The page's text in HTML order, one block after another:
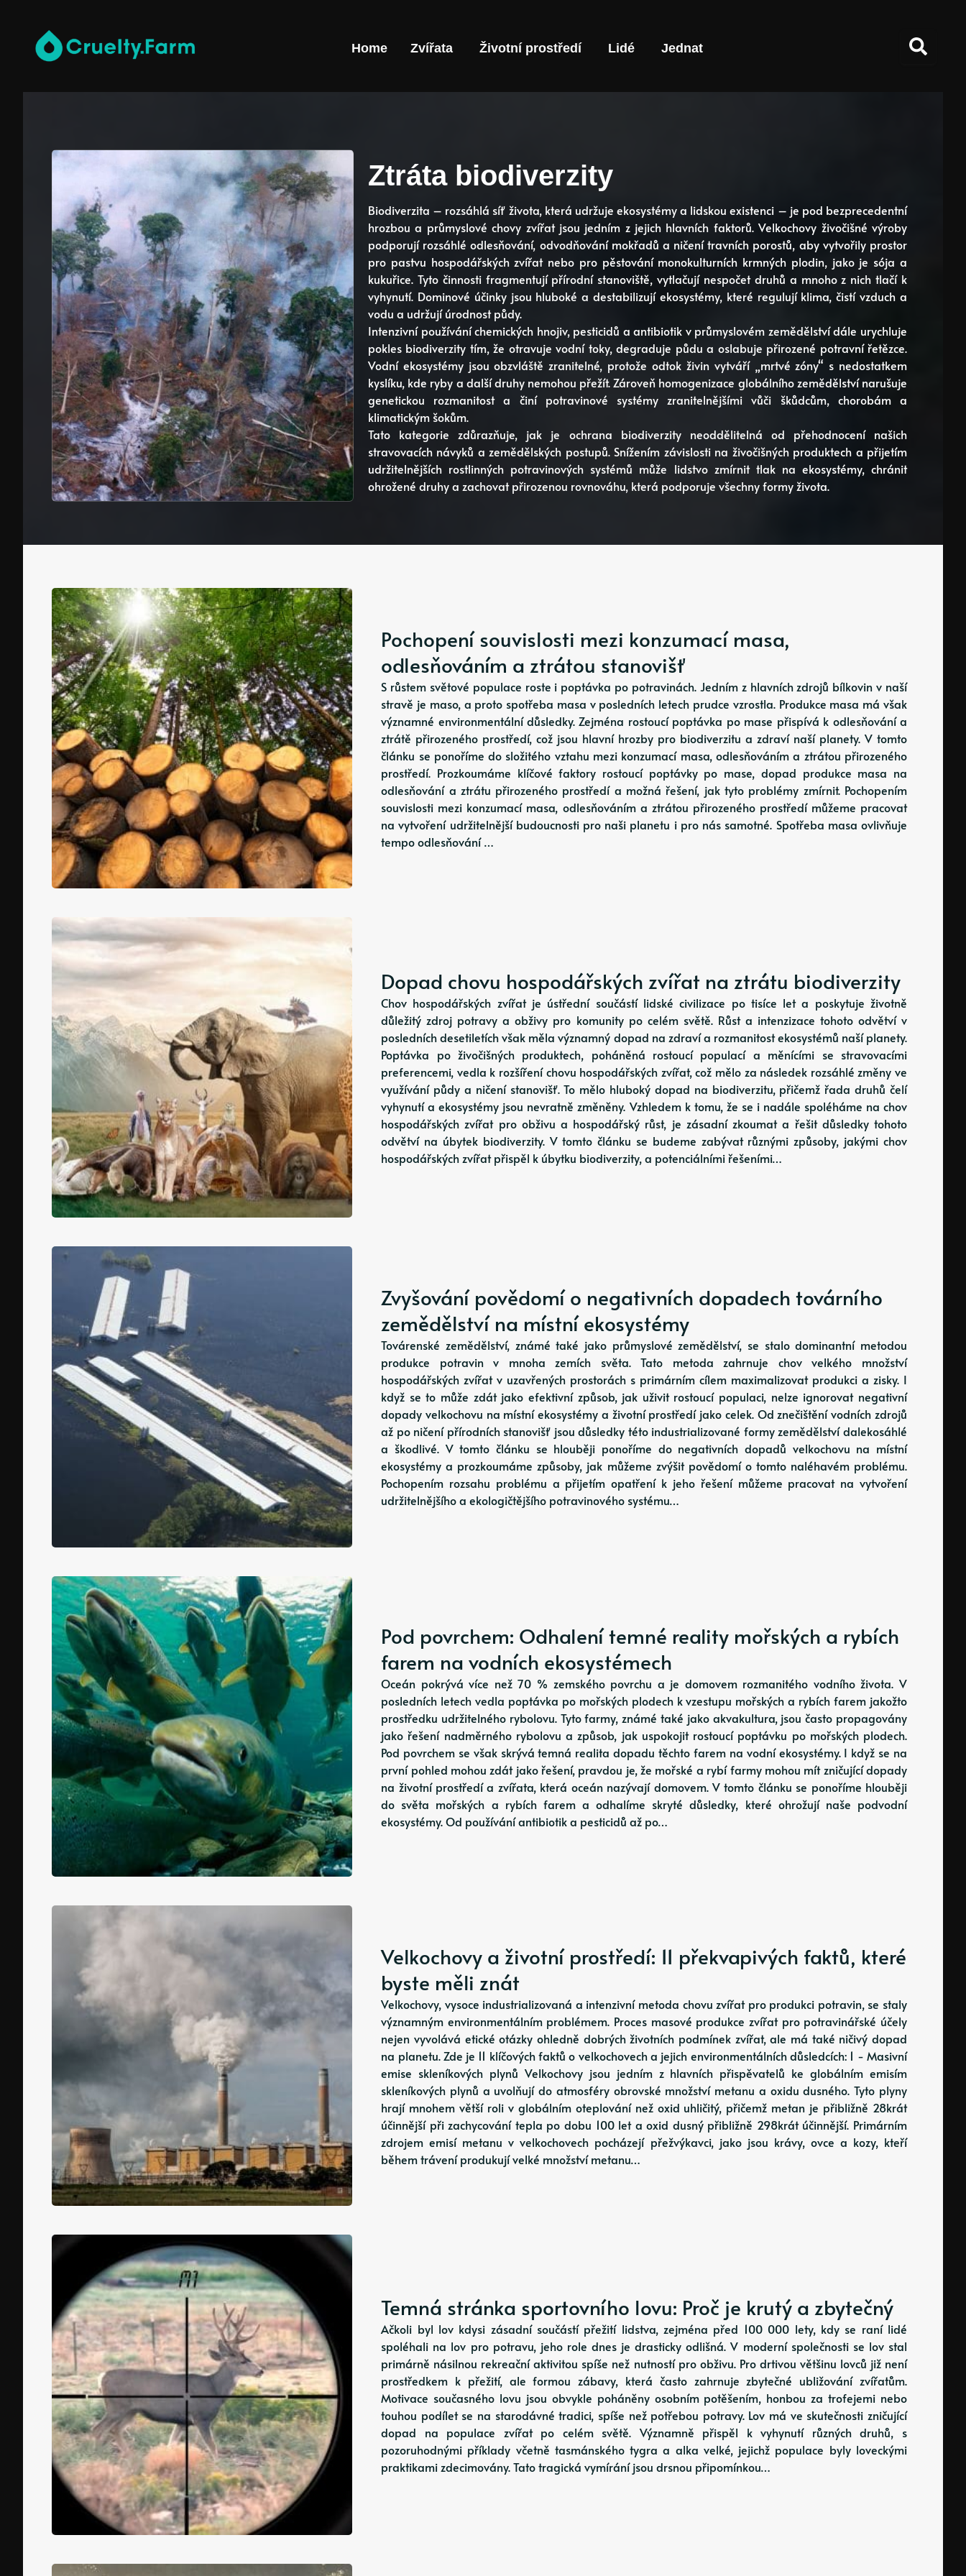
Home Zvířata Životní prostředí Lidé Jednat
Ztráta biodiverzity
Biodiverzita – rozsáhlá síť života, která udržuje ekosystémy a lidskou existenci – je pod bezprecedentní
hrozbou a průmyslové chovy zvířat jsou jedním z jejich hlavních faktorů. Velkochovy živočišné výroby
podporují rozsáhlé odlesňování, odvodňování mokřadů a ničení travních porostů, aby vytvořily prostor
pro pastvu hospodářských zvířat nebo pro pěstování monokulturních krmných plodin, jako je sója a
kukuřice. Tyto činnosti fragmentují přírodní stanoviště, vytlačují nespočet druhů a mnoho z nich tlačí k
vyhynutí. Dominové účinky jsou hluboké a destabilizují ekosystémy, které regulují klima, čistí vzduch a
vodu a udržují úrodnost půdy.
Intenzivní používání chemických hnojiv, pesticidů a antibiotik v průmyslovém zemědělství dále urychluje
pokles biodiverzity tím, že otravuje vodní toky, degraduje půdu a oslabuje přirozené potravní řetězce.
Vodní ekosystémy jsou obzvláště zranitelné, protože odtok živin vytváří „mrtvé zóny“ s nedostatkem
kyslíku, kde ryby a další druhy nemohou přežít. Zároveň homogenizace globálního zemědělství narušuje
genetickou rozmanitost a činí potravinové systémy zranitelnějšími vůči škůdcům, chorobám a
klimatickým šokům.
Tato kategorie zdůrazňuje, jak je ochrana biodiverzity neoddělitelná od přehodnocení našich
stravovacích návyků a zemědělských postupů. Snížením závislosti na živočišných produktech a přijetím
udržitelnějších rostlinných potravinových systémů může lidstvo zmírnit tlak na ekosystémy, chránit
ohrožené druhy a zachovat přirozenou rovnováhu, která podporuje všechny formy života.
Pochopení souvislosti mezi konzumací masa,
odlesňováním a ztrátou stanovišť
S růstem světové populace roste i poptávka po potravinách. Jedním z hlavních zdrojů bílkovin v naší
stravě je maso, a proto spotřeba masa v posledních letech prudce vzrostla. Produkce masa má však
významné environmentální důsledky. Zejména rostoucí poptávka po mase přispívá k odlesňování a
ztrátě přirozeného prostředí, což jsou hlavní hrozby pro biodiverzitu a zdraví naší planety. V tomto
článku se ponoříme do složitého vztahu mezi konzumací masa, odlesňováním a ztrátou přirozeného
prostředí. Prozkoumáme klíčové faktory rostoucí poptávky po mase, dopad produkce masa na
odlesňování a ztrátu přirozeného prostředí a možná řešení, jak tyto problémy zmírnit. Pochopením
souvislosti mezi konzumací masa, odlesňováním a ztrátou přirozeného prostředí můžeme pracovat
na vytvoření udržitelnější budoucnosti pro naši planetu i pro nás samotné. Spotřeba masa ovlivňuje
tempo odlesňování …
Dopad chovu hospodářských zvířat na ztrátu biodiverzity
Chov hospodářských zvířat je ústřední součástí lidské civilizace po tisíce let a poskytuje životně
důležitý zdroj potravy a obživy pro komunity po celém světě. Růst a intenzizace tohoto odvětví v
posledních desetiletích však měla významný dopad na zdraví a rozmanitost ekosystémů naší planety.
Poptávka po živočišných produktech, poháněná rostoucí populací a měnícími se stravovacími
preferencemi, vedla k rozšíření chovu hospodářských zvířat, což mělo za následek rozsáhlé změny ve
využívání půdy a ničení stanovišť. To mělo hluboký dopad na biodiverzitu, přičemž řada druhů čelí
vyhynutí a ekosystémy jsou nevratně změněny. Vzhledem k tomu, že se i nadále spoléháme na chov
hospodářských zvířat pro obživu a hospodářský růst, je zásadní zkoumat a řešit důsledky tohoto
odvětví na úbytek biodiverzity. V tomto článku se budeme zabývat různými způsoby, jakými chov
hospodářských zvířat přispěl k úbytku biodiverzity, a potenciálními řešeními…
Zvyšování povědomí o negativních dopadech továrního
zemědělství na místní ekosystémy
Továrenské zemědělství, známé také jako průmyslové zemědělství, se stalo dominantní metodou
produkce potravin v mnoha zemích světa. Tato metoda zahrnuje chov velkého množství
hospodářských zvířat v uzavřených prostorách s primárním cílem maximalizovat produkci a zisky. I
když se to může zdát jako efektivní způsob, jak uživit rostoucí populaci, nelze ignorovat negativní
dopady velkochovu na místní ekosystémy a životní prostředí jako celek. Od znečištění vodních zdrojů
až po ničení přírodních stanovišť jsou důsledky této industrializované formy zemědělství dalekosáhlé
a škodlivé. V tomto článku se hlouběji ponoříme do negativních dopadů velkochovu na místní
ekosystémy a prozkoumáme způsoby, jak můžeme zvýšit povědomí o tomto naléhavém problému.
Pochopením rozsahu problému a přijetím opatření k jeho řešení můžeme pracovat na vytvoření
udržitelnějšího a ekologičtějšího potravinového systému…
Pod povrchem: Odhalení temné reality mořských a rybích
farem na vodních ekosystémech
Oceán pokrývá více než 70 % zemského povrchu a je domovem rozmanitého vodního života. V
posledních letech vedla poptávka po mořských plodech k vzestupu mořských a rybích farem jakožto
prostředku udržitelného rybolovu. Tyto farmy, známé také jako akvakultura, jsou často propagovány
jako řešení nadměrného rybolovu a způsob, jak uspokojit rostoucí poptávku po mořských plodech.
Pod povrchem se však skrývá temná realita dopadu těchto farem na vodní ekosystémy. I když se na
první pohled mohou zdát jako řešení, pravdou je, že mořské a rybí farmy mohou mít zničující dopady
na životní prostředí a zvířata, která oceán nazývají domovem. V tomto článku se ponoříme hlouběji
do světa mořských a rybích farem a odhalíme skryté důsledky, které ohrožují naše podvodní
ekosystémy. Od používání antibiotik a pesticidů až po…
Velkochovy a životní prostředí: 11 překvapivých faktů, které
byste měli znát
Velkochovy, vysoce industrializovaná a intenzivní metoda chovu zvířat pro produkci potravin, se staly
významným environmentálním problémem. Proces masové produkce zvířat pro potravinářské účely
nejen vyvolává etické otázky ohledně dobrých životních podmínek zvířat, ale má také ničivý dopad
na planetu. Zde je 11 klíčových faktů o velkochovech a jejich environmentálních důsledcích: 1 - Masivní
emise skleníkových plynů Velkochovy jsou jedním z hlavních přispěvatelů ke globálním emisím
skleníkových plynů a uvolňují do atmosféry obrovské množství metanu a oxidu dusného. Tyto plyny
hrají mnohem větší roli v globálním oteplování než oxid uhličitý, přičemž metan je přibližně 28krát
účinnější při zachycování tepla po dobu 100 let a oxid dusný přibližně 298krát účinnější. Primárním
zdrojem emisí metanu v velkochovech pocházejí přežvýkavci, jako jsou krávy, ovce a kozy, kteří
během trávení produkují velké množství metanu…
Temná stránka sportovního lovu: Proč je krutý a zbytečný
Ačkoli byl lov kdysi zásadní součástí přežití lidstva, zejména před 100 000 lety, kdy se raní lidé
spoléhali na lov pro potravu, jeho role dnes je drasticky odlišná. V moderní společnosti se lov stal
primárně násilnou rekreační aktivitou spíše než nutností pro obživu. Pro drtivou většinu lovců již není
prostředkem k přežití, ale formou zábavy, která často zahrnuje zbytečné ubližování zvířatům.
Motivace současného lovu jsou obvykle poháněny osobním potěšením, honbou za trofejemi nebo
touhou podílet se na starodávné tradici, spíše než potřebou potravy. Lov má ve skutečnosti zničující
dopad na populace zvířat po celém světě. Významně přispěl k vyhynutí různých druhů, s
pozoruhodnými příklady včetně tasmánského tygra a alka velké, jejichž populace byly loveckými
praktikami zdecimovány. Tato tragická vymírání jsou drsnou připomínkou…